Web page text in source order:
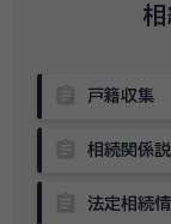
戸籍収集
相続関係
法定相続